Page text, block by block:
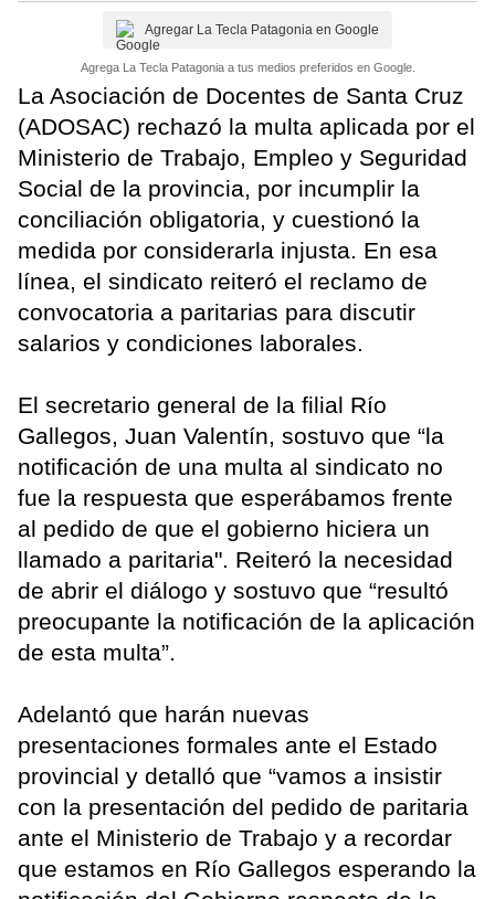
Agregar La Tecla Patagonia en Google
Agrega La Tecla Patagonia a tus medios preferidos en Google.
La Asociación de Docentes de Santa Cruz
(ADOSAC) rechazó la multa aplicada por el
Ministerio de Trabajo, Empleo y Seguridad
Social de la provincia, por incumplir la
conciliación obligatoria, y cuestionó la
medida por considerarla injusta. En esa
línea, el sindicato reiteró el reclamo de
convocatoria a paritarias para discutir
salarios y condiciones laborales.
El secretario general de la filial Río
Gallegos, Juan Valentín, sostuvo que “la
notificación de una multa al sindicato no
fue la respuesta que esperábamos frente
al pedido de que el gobierno hiciera un
llamado a paritaria". Reiteró la necesidad
de abrir el diálogo y sostuvo que “resultó
preocupante la notificación de la aplicación
de esta multa”.
Adelantó que harán nuevas
presentaciones formales ante el Estado
provincial y detalló que “vamos a insistir
con la presentación del pedido de paritaria
ante el Ministerio de Trabajo y a recordar
que estamos en Río Gallegos esperando la